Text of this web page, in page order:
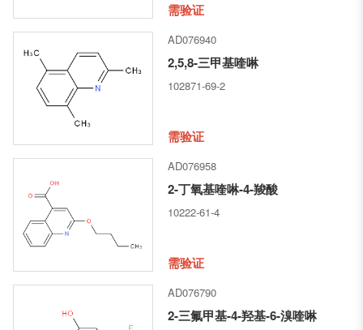
需验证
AD076940
2,5,8-三甲基喹啉
102871-69-2
需验证
AD076958
2-丁氧基喹啉-4-羧酸
10222-61-4
需验证
AD076790
2-三氟甲基-4-羟基-6-溴喹啉